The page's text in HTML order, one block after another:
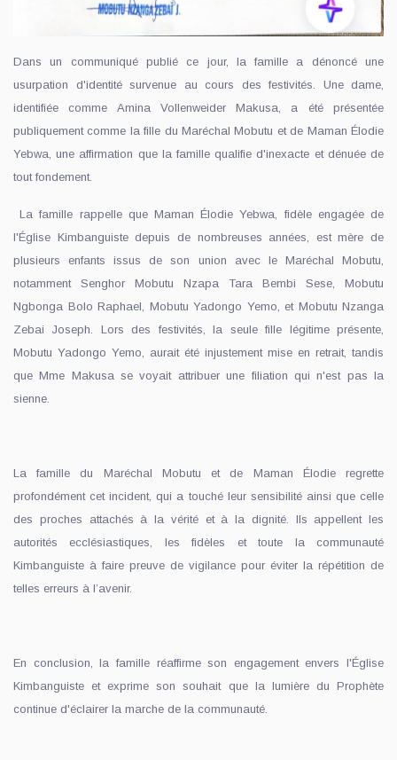
Dans un communiqué publié ce jour, la famille a dénoncé une
usurpation d'identité survenue au cours des festivités. Une dame,
identifiée comme Amina Vollenweider Makusa, a été présentée
publiquement comme la fille du Maréchal Mobutu et de Maman Élodie
Yebwa, une affirmation que la famille qualifie d'inexacte et dénuée de
tout fondement.
La famille rappelle que Maman Élodie Yebwa, fidèle engagée de
l'Église Kimbanguiste depuis de nombreuses années, est mère de
plusieurs enfants issus de son union avec le Maréchal Mobutu,
notamment Senghor Mobutu Nzapa Tara Bembi Sese, Mobutu
Ngbonga Bolo Raphael, Mobutu Yadongo Yemo, et Mobutu Nzanga
Zebai Joseph. Lors des festivités, la seule fille légitime présente,
Mobutu Yadongo Yemo, aurait été injustement mise en retrait, tandis
que Mme Makusa se voyait attribuer une filiation qui n'est pas la
sienne.
La famille du Maréchal Mobutu et de Maman Élodie regrette
profondément cet incident, qui a touché leur sensibilité ainsi que celle
des proches attachés à la vérité et à la dignité. Ils appellent les
autorités ecclésiastiques, les fidèles et toute la communauté
Kimbanguiste à faire preuve de vigilance pour éviter la répétition de
telles erreurs à l’avenir.
En conclusion, la famille réaffirme son engagement envers l'Église
Kimbanguiste et exprime son souhait que la lumière du Prophète
continue d'éclairer la marche de la communauté.